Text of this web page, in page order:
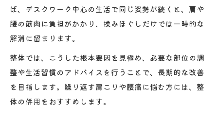
ば、デスクワーク中心の生活で同じ姿勢が続くと、肩や
腰の筋肉に負担がかかり、揉みほぐしだけでは一時的な
解消に留まります。
整体では、こうした根本要因を見極め、必要な部位の調
整や生活習慣のアドバイスを行うことで、長期的な改善
を目指します。繰り返す肩こりや腰痛に悩む方には、整
体の併用をおすすめします。